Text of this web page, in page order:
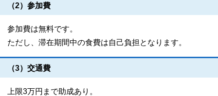
（2）参加費
参加費は無料です。
ただし、滞在期間中の食費は自己負担となります。
（3）交通費
上限3万円まで助成あり。